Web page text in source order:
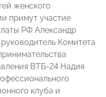
женского
примут участие
РФ Александр
Комитета
ВТБ-24 Надия
клуба и